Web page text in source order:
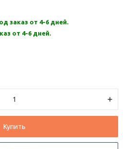
заказ от 4-6 дней.
от 4-6 дней.
Купить